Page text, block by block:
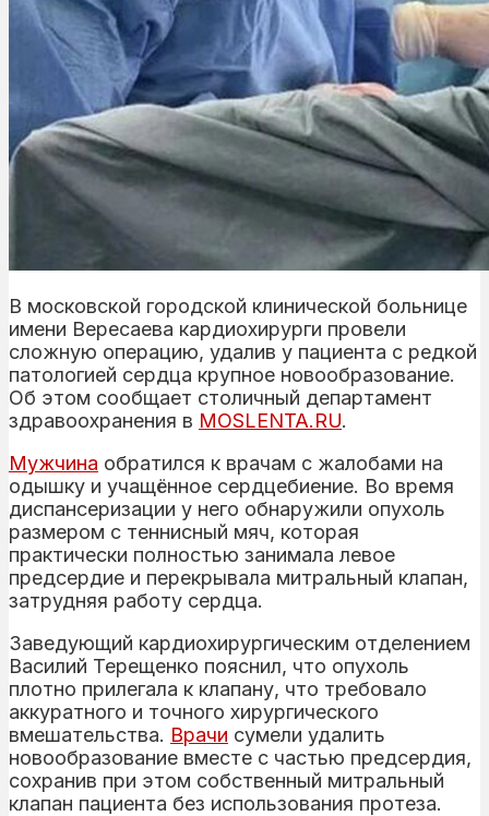
В московской городской клинической больнице
имени Вересаева кардиохирурги провели
сложную операцию, удалив у пациента с редкой
патологией сердца крупное новообразование.
Об этом сообщает столичный департамент
здравоохранения в MOSLENTA.RU.
Мужчина обратился к врачам с жалобами на
одышку и учащённое сердцебиение. Во время
диспансеризации у него обнаружили опухоль
размером с теннисный мяч, которая
практически полностью занимала левое
предсердие и перекрывала митральный клапан,
затрудняя работу сердца.
Заведующий кардиохирургическим отделением
Василий Терещенко пояснил, что опухоль
плотно прилегала к клапану, что требовало
аккуратного и точного хирургического
вмешательства. Врачи сумели удалить
новообразование вместе с частью предсердия,
сохранив при этом собственный митральный
клапан пациента без использования протеза.